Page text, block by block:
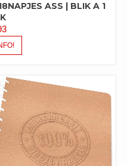
ASS | BLIK A 1